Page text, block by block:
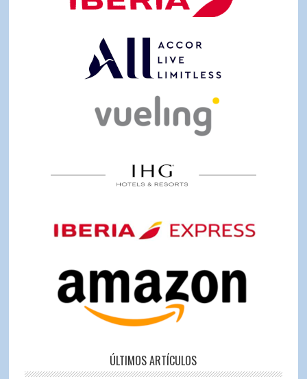
ÚLTIMOS ARTÍCULOS